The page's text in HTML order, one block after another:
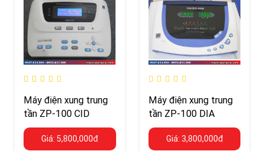
Máy điện xung trung
tần ZP-100 CID
Giá: 5,800,000đ
Máy điện xung trung
tần ZP-100 DIA
Giá: 3,800,000đ